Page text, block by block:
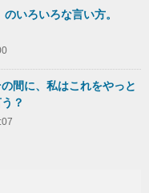
のいろいろな言い方。
間に、私はこれをやっと
？